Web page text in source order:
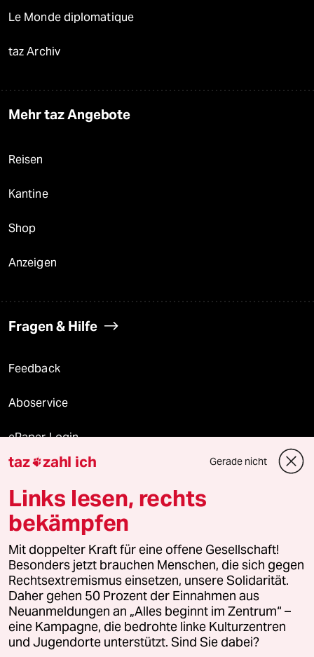
Le Monde diplomatique
taz Archiv
Mehr taz Angebote
Reisen
Kantine
Shop
Anzeigen
Fragen & Hilfe
Feedback
Aboservice
ePaper Login
Downloads für Abonnierende
© 2026 taz Verlags und Vertriebs GmbH
Alle Rechte vorbehalten. Bei rechtlichen Fragen oder für Genehmigungen
wenden Sie sich bitte an lizenzen@taz.de
Feedback Redaktionsstatut Kommune-Richtlinien
Leitlinie Informant Datenschutz Impressum AGB
taz zahl ich Gerade nicht
Links lesen, rechts
bekämpfen
Mit doppelter Kraft für eine offene Gesellschaft!
Besonders jetzt brauchen Menschen, die sich gegen
Rechtsextremismus einsetzen, unsere Solidarität.
Daher gehen 50 Prozent der Einnahmen aus
Neuanmeldungen an „Alles beginnt im Zentrum“ –
eine Kampagne, die bedrohte linke Kulturzentren
und Jugendorte unterstützt. Sind Sie dabei?